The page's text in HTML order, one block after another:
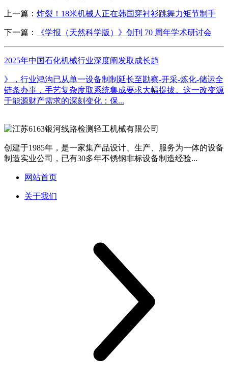
上一篇： 炸裂！18米机械人正在韩国穿衬衫跳舞力矩节制手
下一篇： 《学报（天然科学版）》创刊 70 周年学术研讨会
2025年中国石化机械行业深度阐发取成长趋
》，行业鸿沟已从单一设备制制延长至勘察-开采-炼化-储运全
链条办事，手艺复杂度取系统集成要求大幅提拔。这一改变源
于能源财产需求的深刻变化：保...
创建于1985年，是一家集产品设计、生产、服务为一体的设备
制造实业公司，已有30多年不锈钢非标设备制造经验...
网站首页
关于我们